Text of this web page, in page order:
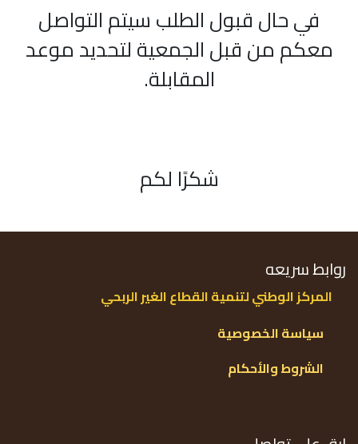
في حال قبول الطلب سيتم التواصل
معكم من قبل الجمعية لتحديد موعد
المقابلة.
شكرًا لكم
روابط سريعه
المركزالوطني لتنمية القطاع الغير الربحي
سياسة الخصوصية​​
الشروط والأحكام